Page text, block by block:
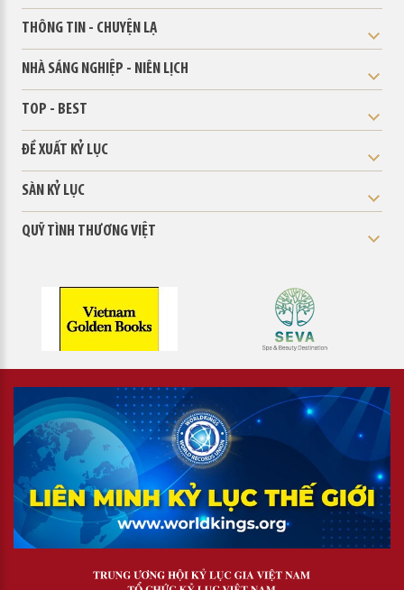
THÔNG TIN - CHUYỆN LẠ
NHÀ SÁNG NGHIỆP - NIÊN LỊCH
TOP - BEST
ĐỀ XUẤT KỶ LỤC
SÀN KỶ LỤC
QUỸ TÌNH THƯƠNG VIỆT